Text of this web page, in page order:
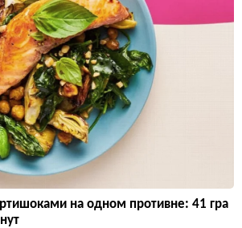
на одном противне: 41 гра